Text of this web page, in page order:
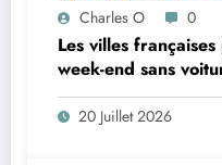
Charles O 0
Les villes
week-end sans
20 Juillet 2026